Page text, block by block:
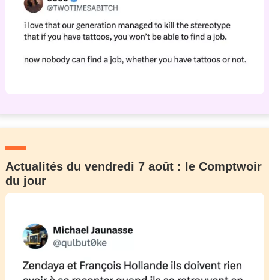
Actualités du vendredi 7 août : le Comptwoir
du jour